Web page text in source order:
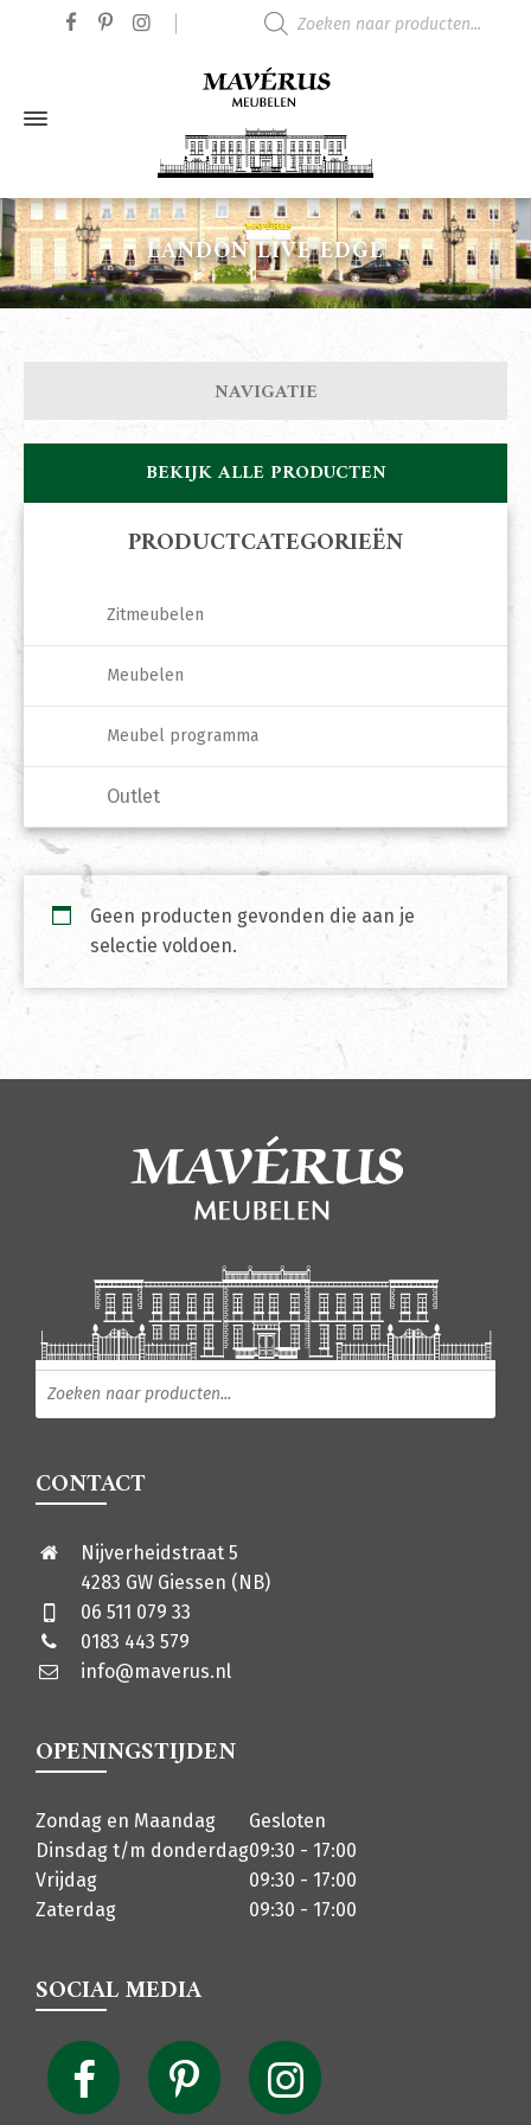
LANDON LIVE EDGE
Geen producten gevonden die aan je
selectie voldoen.
NAVIGATIE
BEKIJK ALLE PRODUCTEN
PRODUCTCATEGORIEËN
Zitmeubelen
Meubelen
Meubel programma
Outlet
Producten zoeken
CONTACT
Nijverheidstraat 5
4283 GW Giessen (NB)
06 511 079 33
0183 443 579
info@maverus.nl
OPENINGSTIJDEN
Zondag en Maandag
Gesloten
Dinsdag t/m donderdag09:30 - 17:00
Vrijdag
09:30 - 17:00
Zaterdag
09:30 - 17:00
SOCIAL MEDIA